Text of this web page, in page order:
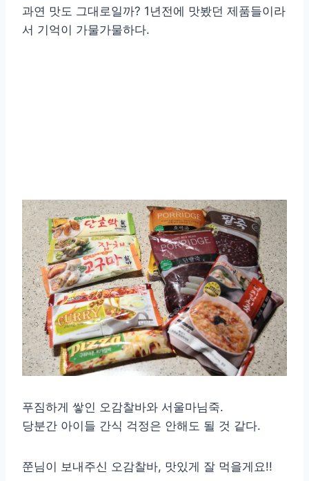
과연 맛도 그대로일까? 1년전에 맛봤던 제품들이라
서 기억이 가물가물하다.
푸짐하게 쌓인 오감찰바와 서울마님죽.
당분간 아이들 간식 걱정은 안해도 될 것 같다.
쭌님이 보내주신 오감찰바, 맛있게 잘 먹을게요!!